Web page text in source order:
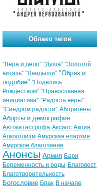
Облако тегов
"Вера и дело" "Душа" "Золотой
витязь" "Ландыши" "Образ и
подобие" "Поделись
Рождеством" "Православная
инициатива" "Радость веры"
"Синдром радости" Аборигены
Аборты и демография
Автокатастрофа Аксиос Акция
Алкоголизм Амурская епархия
Амурское благочиние
Анонсы Армия Бари
Беременность и роды Благовест
Благотворительность
Богословие Брак В начале